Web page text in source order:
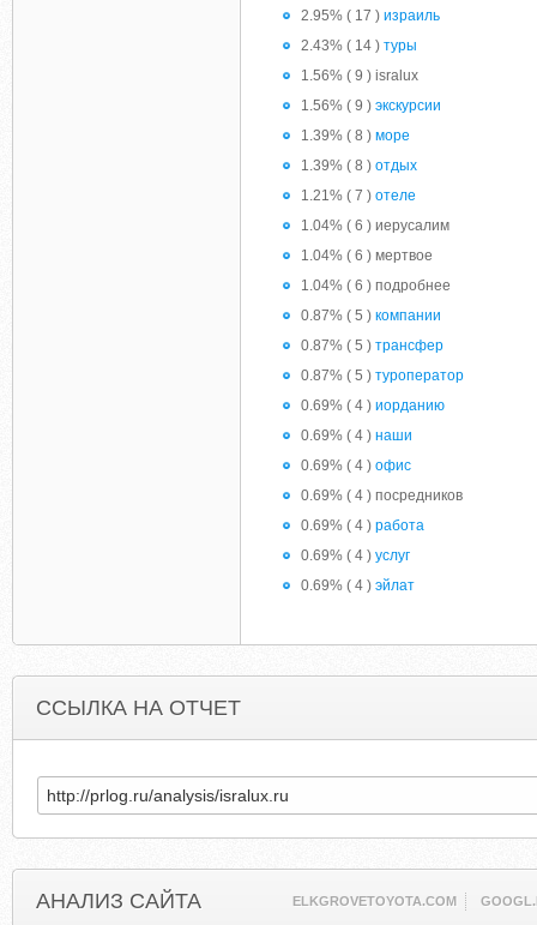
2.95% ( 17 ) израиль
2.43% ( 14 ) туры
1.56% ( 9 ) isralux
1.56% ( 9 ) экскурсии
1.39% ( 8 ) море
1.39% ( 8 ) отдых
1.21% ( 7 ) отеле
1.04% ( 6 ) иерусалим
1.04% ( 6 ) мертвое
1.04% ( 6 ) подробнее
0.87% ( 5 ) компании
0.87% ( 5 ) трансфер
0.87% ( 5 ) туроператор
0.69% ( 4 ) иорданию
0.69% ( 4 ) наши
0.69% ( 4 ) офис
0.69% ( 4 ) посредников
0.69% ( 4 ) работа
0.69% ( 4 ) услуг
0.69% ( 4 ) эйлат
ССЫЛКА НА ОТЧЕТ
АНАЛИЗ САЙТА ELKGROVETOYOTA.COM